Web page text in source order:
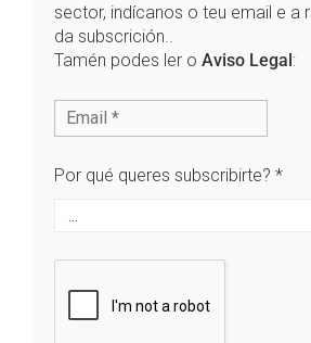
sector, indícanos o teu email e a
da subscrición..
Tamén podes ler o Aviso Legal:
Por qué queres subscribirte? *